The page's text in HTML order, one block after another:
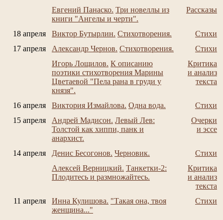
Евгений Панаско. Три новеллы из
книги "Ангелы и черти".
Рассказы
18 апреля Виктор Бутырлин. Стихотворения.
Стихи
17 апреля
Александр Чернов. Стихотворения.
Стихи
Игорь Лощилов. К описанию
поэтики стихотворения Марины
Цветаевой "Пела рана в груди у
князя".
Критика
и анализ
текста
16 апреля Виктория Измайлова. Одна вода.
Стихи
15 апреля
Андрей Мадисон. Левый Лев:
Толстой как хиппи, панк и
анархист.
Очерки
и эссе
14 апреля Денис Бесогонов. Черновик.
Стихи
Алексей Верницкий. Танкетки-2:
Плодитесь и размножайтесь.
Критика
и анализ
текста
11 апреля
Инна Кулишова. "Такая она, твоя
женщина..."
Стихи